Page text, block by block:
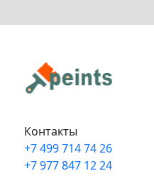
Контакты
+7 499 714 74 26
+7 977 847 12 24